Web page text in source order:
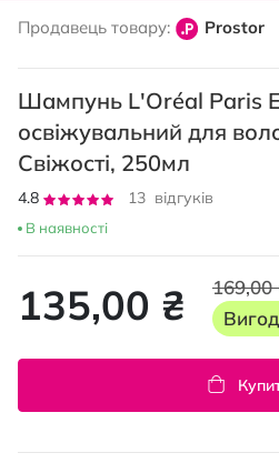
Продавець товару: Prostor
Шампунь L'Oréal Paris
освіжувальний для
Свіжості, 250мл
Рейтинг:
4.8
13 відгуків
В наявності
135,00 ₴
169,00